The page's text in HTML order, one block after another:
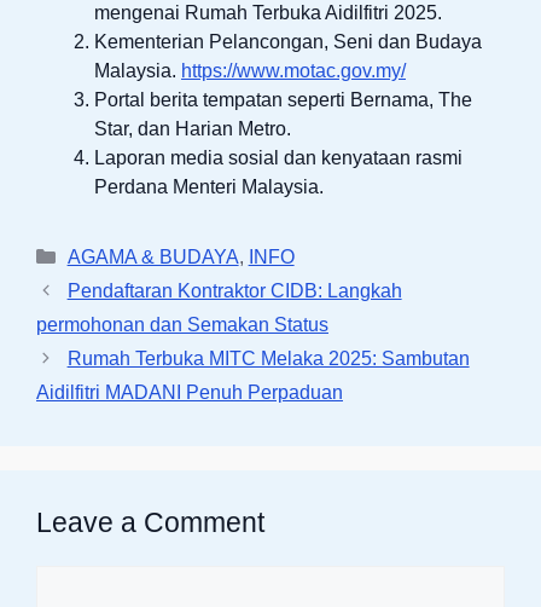
mengenai Rumah Terbuka Aidilfitri 2025.
Kementerian Pelancongan, Seni dan Budaya
Malaysia. https://www.motac.gov.my/
Portal berita tempatan seperti Bernama, The
Star, dan Harian Metro.
Laporan media sosial dan kenyataan rasmi
Perdana Menteri Malaysia.
Categories
AGAMA & BUDAYA,
INFO
Pendaftaran Kontraktor CIDB: Langkah
permohonan dan Semakan Status
Rumah Terbuka MITC Melaka 2025: Sambutan
Aidilfitri MADANI Penuh Perpaduan
Leave a Comment